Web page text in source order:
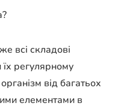
всі складові
регулярному
від багатьох
елементами в